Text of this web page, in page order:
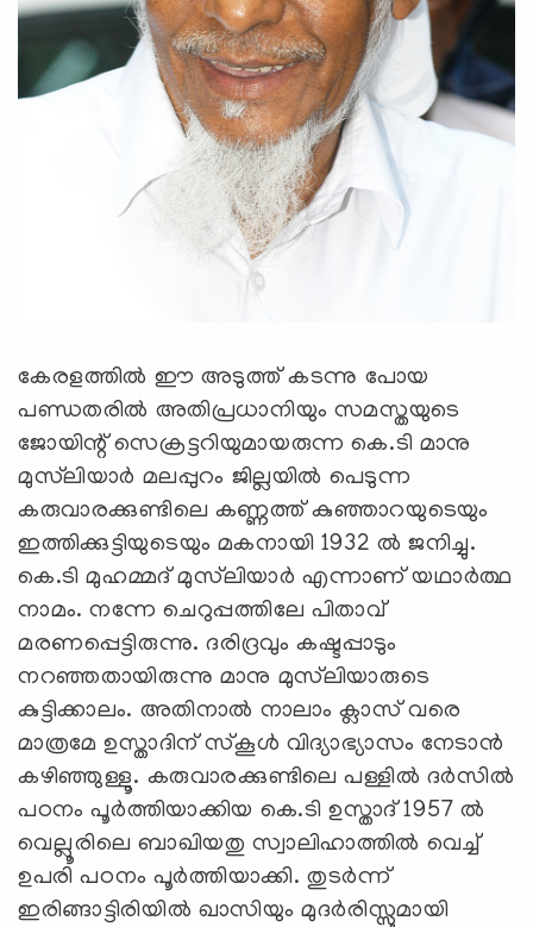
കേരളത്തില്‍ ഈ അടുത്ത് കടന്നു പോയ
പണ്ഡതരില്‍ അതിപ്രധാനിയും സമസ്തയുടെ
ജോയിന്റ് സെക്രട്ടറിയുമായരുന്ന കെ.ടി മാനു
മുസ്‌ലിയാര്‍ മലപ്പുറം ജില്ലയില്‍ പെടുന്ന
കരുവാരക്കുണ്ടിലെ കണ്ണത്ത് കുഞ്ഞാറയുടെയും
ഇത്തിക്കുട്ടിയുടെയും മകനായി 1932 ല്‍ ജനിച്ചു.
കെ.ടി മുഹമ്മദ് മുസ്‌ലിയാര്‍ എന്നാണ് യഥാര്‍ത്ഥ
നാമം. നന്നേ ചെറുപ്പത്തിലേ പിതാവ്
മരണപ്പെട്ടിരുന്നു. ദരിദ്രവും കഷ്ടപ്പാടും
നറഞ്ഞതായിരുന്നു മാനു മുസ്‌ലിയാരുടെ
കുട്ടിക്കാലം. അതിനാല്‍ നാലാം ക്ലാസ് വരെ
മാത്രമേ ഉസ്താദിന് സ്‌കൂള്‍ വിദ്യാഭ്യാസം നേടാന്‍
കഴിഞ്ഞുള്ളൂ. കരുവാരക്കുണ്ടിലെ പള്ളില്‍ ദര്‍സില്‍
പഠനം പൂര്‍ത്തിയാക്കിയ കെ.ടി ഉസ്താദ് 1957 ല്‍
വെല്ലൂരിലെ ബാഖിയതു സ്വാലിഹാത്തില്‍ വെച്ച്
ഉപരി പഠനം പൂര്‍ത്തിയാക്കി. തുടര്‍ന്ന്
ഇരിങ്ങാട്ടിരിയില്‍ ഖാസിയും മുദര്‍രിസ്സുമായി